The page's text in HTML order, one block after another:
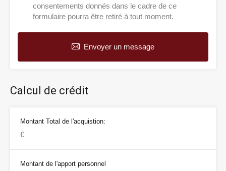
consentements donnés dans le cadre de ce
formulaire pourra être retiré à tout moment.
Envoyer un message
Calcul de crédit
Montant Total de l'acquistion:
Montant de l'apport personnel